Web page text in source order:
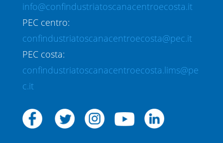
info@confindustriatoscanacentroecosta.it
PEC centro:
confindustriatoscanacentroecosta@pec.it
PEC costa:
confindustriatoscanacentroecosta.lims@pe
c.it